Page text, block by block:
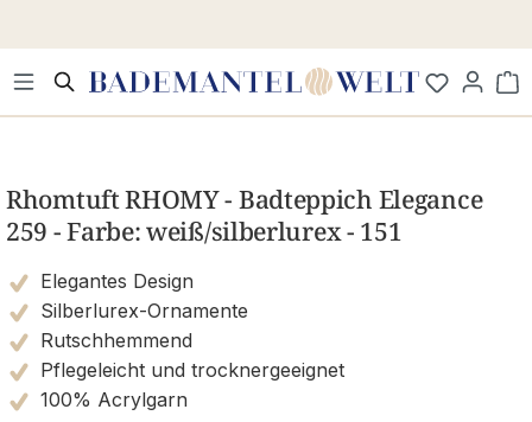
Rhomtuft RHOMY - Badteppich Elegance
259 - Farbe: weiß/silberlurex - 151
Elegantes Design
Silberlurex-Ornamente
Rutschhemmend
Pflegeleicht und trocknergeeignet
100% Acrylgarn